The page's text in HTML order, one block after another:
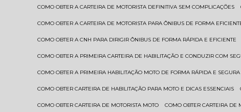
COMO OBTER A CARTEIRA DE MOTORISTA DEFINITIVA SEM COMPLICAÇÕES
COMO OBTER A CARTEIRA DE MOTORISTA PARA ÔNIBUS DE FORMA
COMO OBTER A CNH PARA DIRIGIR ÔNIBUS DE FORMA RÁPIDA E EFICIENTE
COMO OBTER A PRIMEIRA CARTEIRA DE HABILITAÇÃO E CONDUZIR COM
COMO OBTER A PRIMEIRA HABILITAÇÃO MOTO DE FORMA RÁPIDA E SEGURA
COMO OBTER CARTEIRA DE HABILITAÇÃO PARA MOTO E DICAS ESSENCIAIS
COMO OBTER CARTEIRA DE MOTORISTA MOTO COMO OBTER CARTEIRA DE